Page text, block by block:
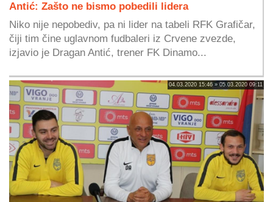
Antić: Zašto ne bismo pobedili lidera
Niko nije nepobediv, pa ni lider na tabeli RFK Grafičar,
čiji tim čine uglavnom fudbaleri iz Crvene zvezde,
izjavio je Dragan Antić, trener FK Dinamo...
04.03.2020 15:46 » 05.03.2020 09:11